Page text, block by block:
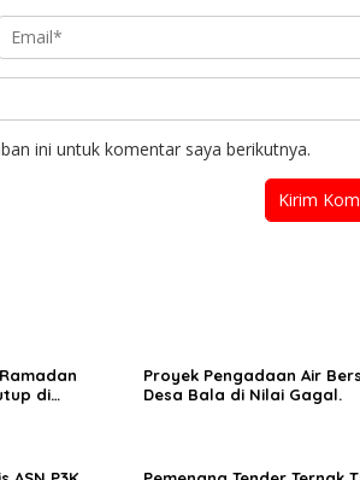
ini untuk komentar saya berikutnya.
di
Proyek Pengadaan Air
Desa Bala di Nilai Gagal.